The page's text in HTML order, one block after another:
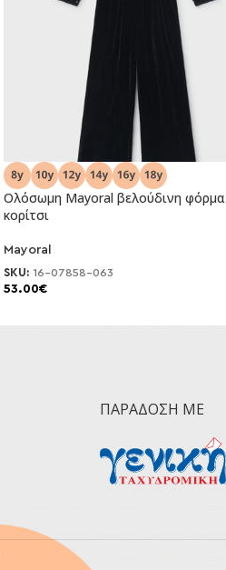
Ολόσωμη Mayoral βελούδινη φόρμα
κορίτσι
Mayoral
SKU: 16-07858-063
53.00€
ΠΑΡΆΔΟΣΗ ΜΕ